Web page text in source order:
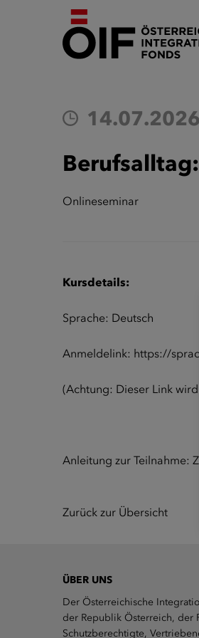
Onlineseminar
Kursdetails:
Sprache: Deutsch
Anmeldelink: https://
(Achtung: Dieser Link
Anleitung zur Teilnahme:
Zurück zur Übersicht
ÜBER UNS
Der Österreichische
der Republik Österreich, der
Schutzberechtigte,